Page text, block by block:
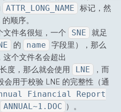
ATTR_LONG_NAME
标记，然
顺序。
件名很短，一个
SNE
就足
的 name
字段里），那么
这个文件名会超出
度，那么就会使用 LNE
，而
会用于校验 LNE 的完整性（通
Financial Report
ANNUAL~1.DOC ）。